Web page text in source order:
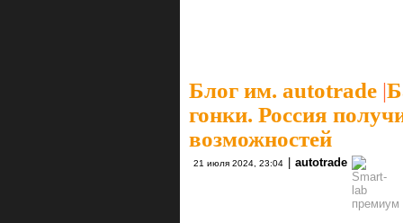
Блог им. autotrade |
гонки. Россия
возможностей
21 июля 2024, 23:04 autotrade